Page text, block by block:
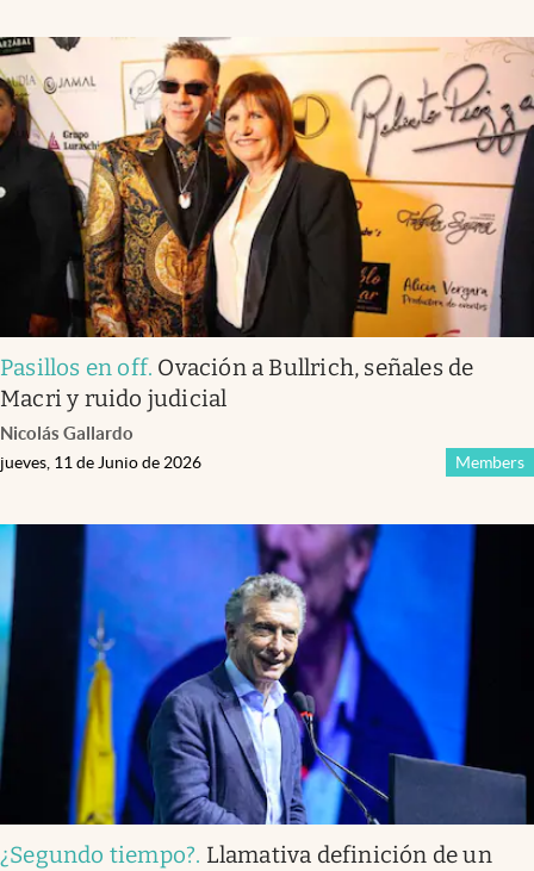
Pasillos en off. Ovación a Bullrich, señales de
Macri y ruido judicial
Nicolás Gallardo
Members
jueves, 11 de Junio de 2026
¿Segundo tiempo?. Llamativa definición de un